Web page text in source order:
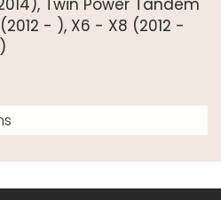
Twin Power Tandem
- ), X6 - X8 (2012 -